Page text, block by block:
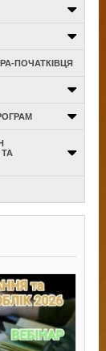
ПОЧАТКІВЦЯ